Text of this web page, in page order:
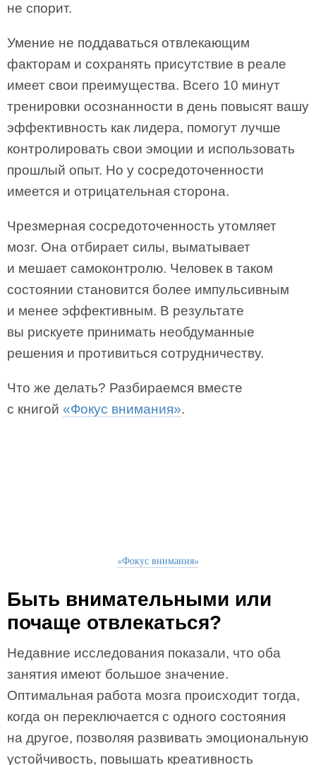
не спорит.
Умение не поддаваться отвлекающим
факторам и сохранять присутствие в реале
имеет свои преимущества. Всего 10 минут
тренировки осознанности в день повысят вашу
эффективность как лидера, помогут лучше
контролировать свои эмоции и использовать
прошлый опыт. Но у сосредоточенности
имеется и отрицательная сторона.
Чрезмерная сосредоточенность утомляет
мозг. Она отбирает силы, выматывает
и мешает самоконтролю. Человек в таком
состоянии становится более импульсивным
и менее эффективным. В результате
вы рискуете принимать необдуманные
решения и противиться сотрудничеству.
Что же делать? Разбираемся вместе
с книгой «Фокус внимания».
«Фокус внимания»
Быть внимательными или
почаще отвлекаться?
Недавние исследования показали, что оба
занятия имеют большое значение.
Оптимальная работа мозга происходит тогда,
когда он переключается с одного состояния
на другое, позволяя развивать эмоциональную
устойчивость, повышать креативность